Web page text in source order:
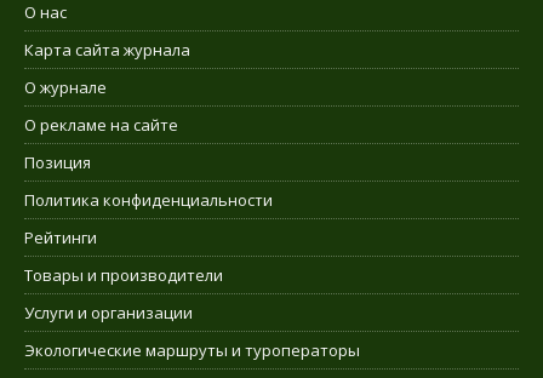
О нас
Карта сайта журнала
О журнале
О рекламе на сайте
Позиция
Политика конфиденциальности
Рейтинги
Товары и производители
Услуги и организации
Экологические маршруты и туроператоры